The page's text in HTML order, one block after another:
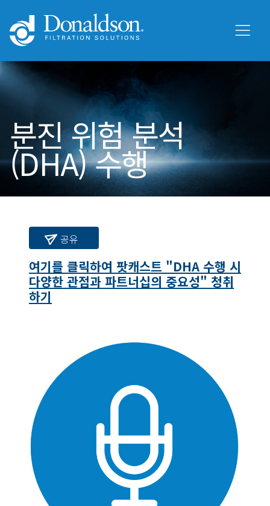
분진 위험 분석
(DHA) 수행
공유
여기를 클릭하여 팟캐스트 "DHA 수행 시
다양한 관점과 파트너십의 중요성" 청취
하기